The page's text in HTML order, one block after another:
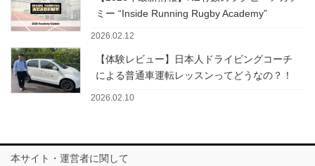
ミー “Inside Running Rugby Academy”
2026.02.12
【体験レビュー】日本人ドライビングコーチ
による普通車運転レッスンってどうなの？！
2026.02.10
本サイト・運営者に関して